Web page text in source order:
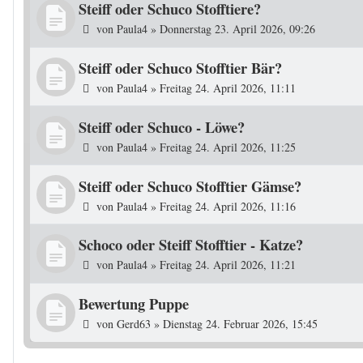
Steiff oder Schuco Stofftiere?
von Paula4 » Donnerstag 23. April 2026, 09:26
Steiff oder Schuco Stofftier Bär?
von Paula4 » Freitag 24. April 2026, 11:11
Steiff oder Schuco - Löwe?
von Paula4 » Freitag 24. April 2026, 11:25
Steiff oder Schuco Stofftier Gämse?
von Paula4 » Freitag 24. April 2026, 11:16
Schoco oder Steiff Stofftier - Katze?
von Paula4 » Freitag 24. April 2026, 11:21
Bewertung Puppe
von Gerd63 » Dienstag 24. Februar 2026, 15:45